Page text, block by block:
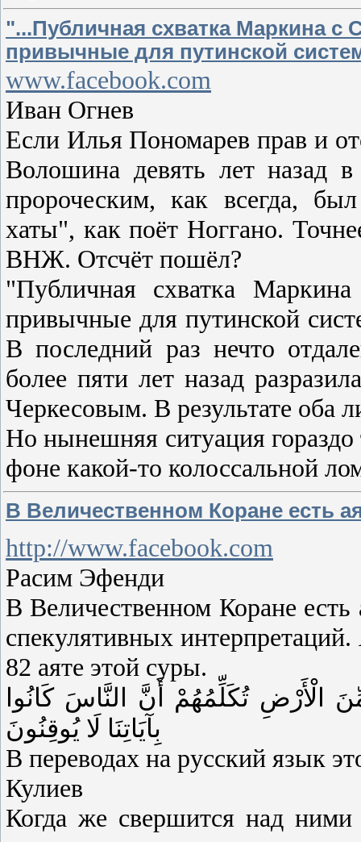
"...Публичная схватка Маркина с
привычные для путинской
www.facebook.com
Иван Огнев
Если Илья Пономарев прав и
Волошина девять лет назад
пророческим, как всегда,
хаты", как поёт Ноггано.
ВНЖ. Отсчёт пошёл?
"Публичная схватка
привычные для путинской
В последний раз нечто
более пяти лет назад
Черкесовым. В результате оба
Но нынешняя ситуация гораздо
фоне какой-то колоссальной
В Величественном Коране есть
http://www.facebook.com
Расим Эфенди
В Величественном Коране
спекулятивных
82 аяте этой суры.
الْأَرْ‌ضِ تُكَلِّمُهُمْ أَنَّ النَّاسَ كَانُوا
بِآيَاتِنَا لَا يُوقِنُونَ
В переводах на русский язык
Кулиев
Когда же свершится над